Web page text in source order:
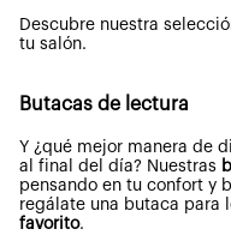
Descubre nuestra
tu salón.
Butacas de lectura
Y ¿qué mejor manera de
al final del día? Nuestras
pensando en tu confort y
regálate una butaca para
favorito.